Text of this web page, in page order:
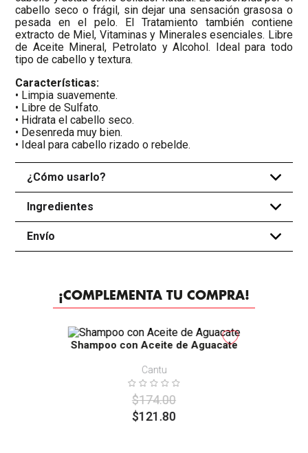
cabello seco o frágil, sin dejar una sensación grasosa o
pesada en el pelo. El Tratamiento también contiene
extracto de Miel, Vitaminas y Minerales esenciales. Libre
de Aceite Mineral, Petrolato y Alcohol. Ideal para todo
tipo de cabello y textura.
Características:
• Limpia suavemente.
• Libre de Sulfato.
• Hidrata el cabello seco.
• Desenreda muy bien.
• Ideal para cabello rizado o rebelde.
¿Cómo usarlo? +
Ingredientes +
Envío +
¡COMPLEMENTA TU COMPRA!
-30%
Shampoo con Aceite de Aguacate
Cantu
$174.00
$121.80